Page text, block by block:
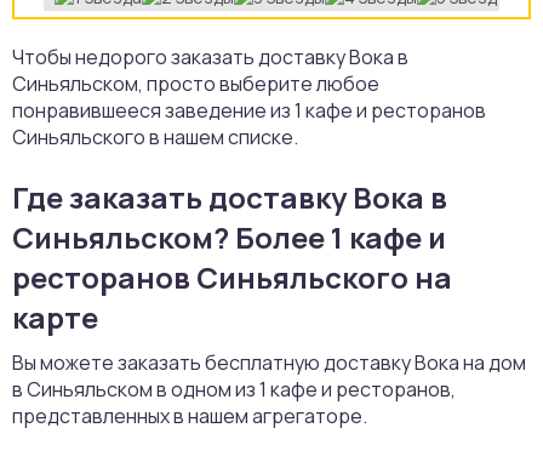
Чтобы недорого заказать доставку Вока в
Синьяльском, просто выберите любое
понравившееся заведение из 1 кафе и ресторанов
Синьяльского в нашем списке.
Где заказать доставку Вока в
Синьяльском? Более 1 кафе и
ресторанов Синьяльского на
карте
Вы можете заказать бесплатную доставку Вока на дом
в Синьяльском в одном из 1 кафе и ресторанов,
представленных в нашем агрегаторе.